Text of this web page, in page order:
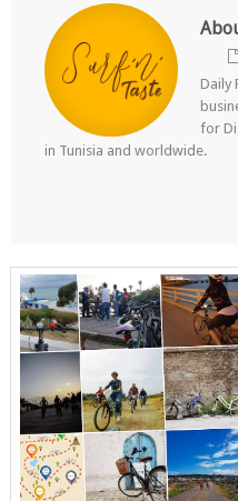
Daily
for
in Tunisia and worldwide.